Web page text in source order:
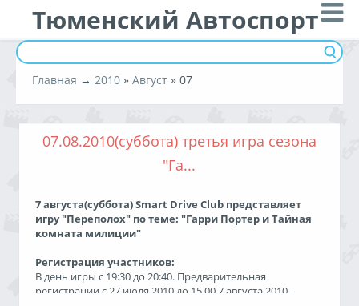
Тюменский Автоспорт
Главная → 2010 » Август » 07
07.08.2010(суббота) третья игра сезона
"Га...
7 августа(суббота) Smart Drive Club представляет
игру "Переполох" по теме: "Гарри Портер и Тайная
комната милиции"
Регистрация участников:
В день игры с 19:30 до 20:40. Предварительная
регистрации с 27 июля 2010 до 15.00 7 августа 2010-